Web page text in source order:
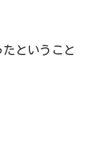
ということ